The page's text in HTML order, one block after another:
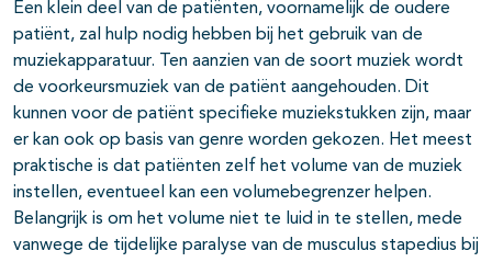
Een klein deel van de patiënten, voornamelijk de oudere
patiënt, zal hulp nodig hebben bij het gebruik van de
muziekapparatuur. Ten aanzien van de soort muziek wordt
de voorkeursmuziek van de patiënt aangehouden. Dit
kunnen voor de patiënt specifieke muziekstukken zijn, maar
er kan ook op basis van genre worden gekozen. Het meest
praktische is dat patiënten zelf het volume van de muziek
instellen, eventueel kan een volumebegrenzer helpen.
Belangrijk is om het volume niet te luid in te stellen, mede
vanwege de tijdelijke paralyse van de musculus stapedius bij